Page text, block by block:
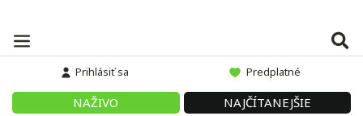
Prihlásiť sa Predplatné
NAŽIVO
NAJČÍTANEJŠIE